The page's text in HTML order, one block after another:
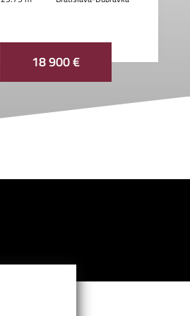
18 900 €